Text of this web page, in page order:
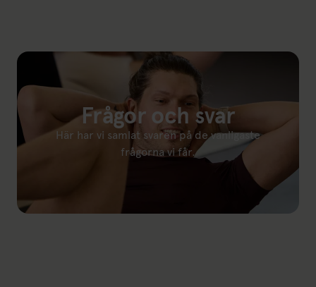
Frågor och svar
Här har vi samlat svaren på de vanligaste
frågorna vi får.